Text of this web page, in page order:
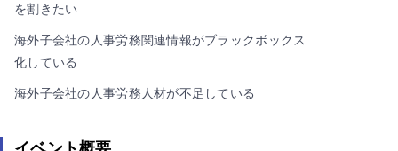
を割きたい
海外子会社の人事労務関連情報がブラックボックス
化している
海外子会社の人事労務人材が不足している